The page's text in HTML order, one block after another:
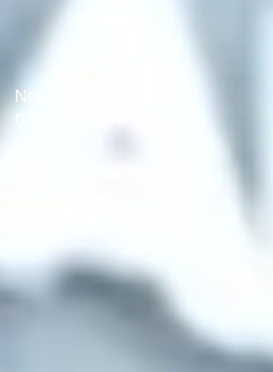
Notícias do
mercado financeiro